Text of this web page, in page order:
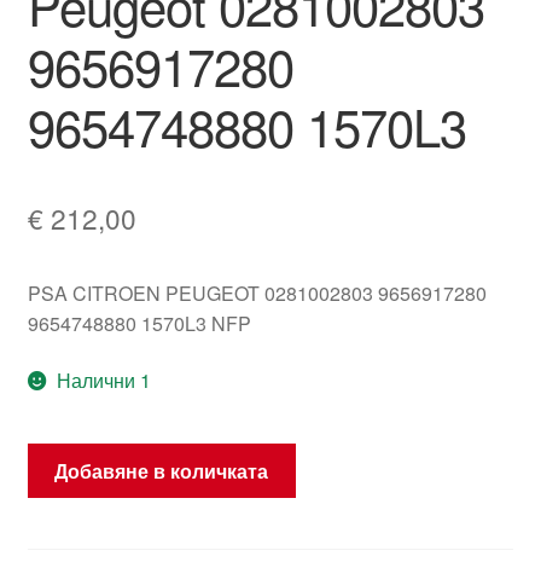
9656917280
9654748880 1570L3
€ 212,00
PSA CITROEN PEUGEOT 0281002803 9656917280
9654748880 1570L3 NFP
Налични 1
количество
Добавяне в количката